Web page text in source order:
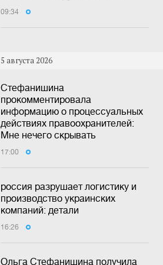
09:34
5 августа 2026
Стефанишина
прокомментировала
информацию о процессуальных
действиях правоохранителей:
Мне нечего скрывать
17:00
россия разрушает логистику и
производство украинских
компаний: детали
16:26
Ольга Стефанишина получила